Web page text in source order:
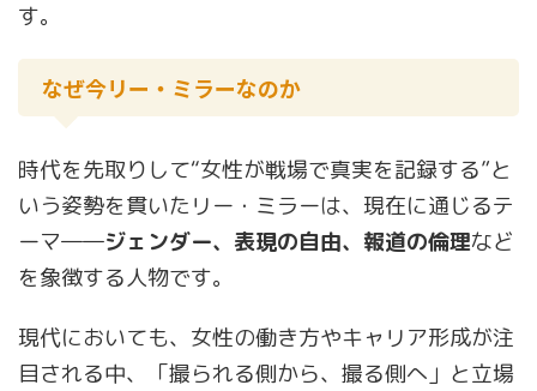
す。
なぜ今リー・ミラーなのか
時代を先取りして“女性が戦場で真実を記録する”と
いう姿勢を貫いたリー・ミラーは、現在に通じるテ
ーマ――ジェンダー、表現の自由、報道の倫理など
を象徴する人物です。
現代においても、女性の働き方やキャリア形成が注
目される中、「撮られる側から、撮る側へ」と立場